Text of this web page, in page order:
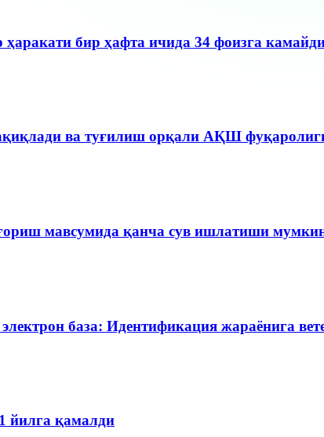
бир ҳафта ичида 34 фоизга
ва туғилиш орқали АҚШ
мавсумида қанча сув ишлатиши
база: Идентификация жараёнига
йилга қамалди